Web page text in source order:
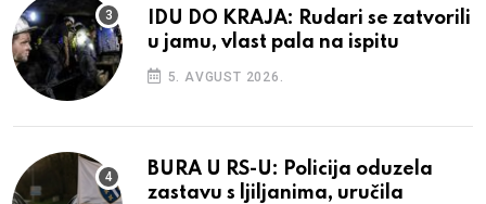
IDU DO KRAJA: Rudari se zatvorili
u jamu, vlast pala na ispitu
5. AVGUST 2026.
BURA U RS-U: Policija oduzela
zastavu s ljiljanima, uručila